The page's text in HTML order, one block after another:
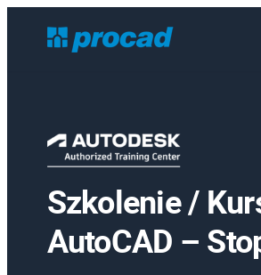
Szkolenie /
AutoCAD –
Oprogramowanie
Szkolenia